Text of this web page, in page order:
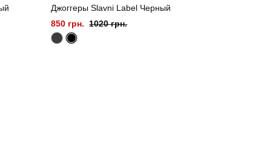
Джоггеры Slavni Label Черный
850 грн. 1020 грн.